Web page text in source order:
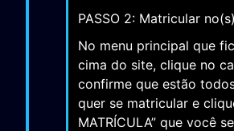
PASSO 2: Matricular
No menu principal que
cima do site, clique no
confirme que estão
quer se matricular e
MATRÍCULA” que você